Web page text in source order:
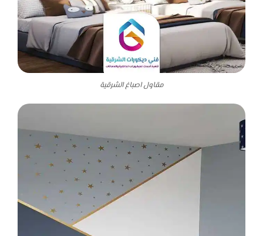
مقاول اصباغ الشرقية